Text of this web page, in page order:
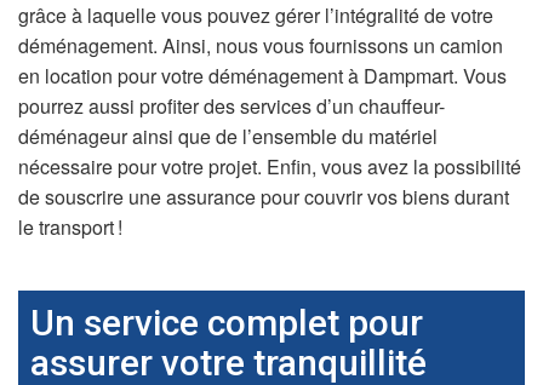
grâce à laquelle vous pouvez gérer l’intégralité de votre
déménagement. Ainsi, nous vous fournissons un camion
en location pour votre déménagement à Dampmart. Vous
pourrez aussi profiter des services d’un chauffeur-
déménageur ainsi que de l’ensemble du matériel
nécessaire pour votre projet. Enfin, vous avez la possibilité
de souscrire une assurance pour couvrir vos biens durant
le transport !
Un service complet pour
assurer votre tranquillité